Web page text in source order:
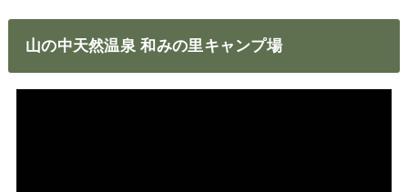
山の中天然温泉 和みの里キャンプ場